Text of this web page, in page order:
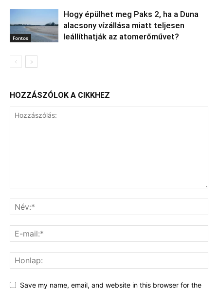
Fontos
Hogy épülhet meg Paks 2, ha a Duna
alacsony vízállása miatt teljesen
leállíthatják az atomerőművet?
HOZZÁSZÓLOK A CIKKHEZ
Save my name, email, and website in this browser for the